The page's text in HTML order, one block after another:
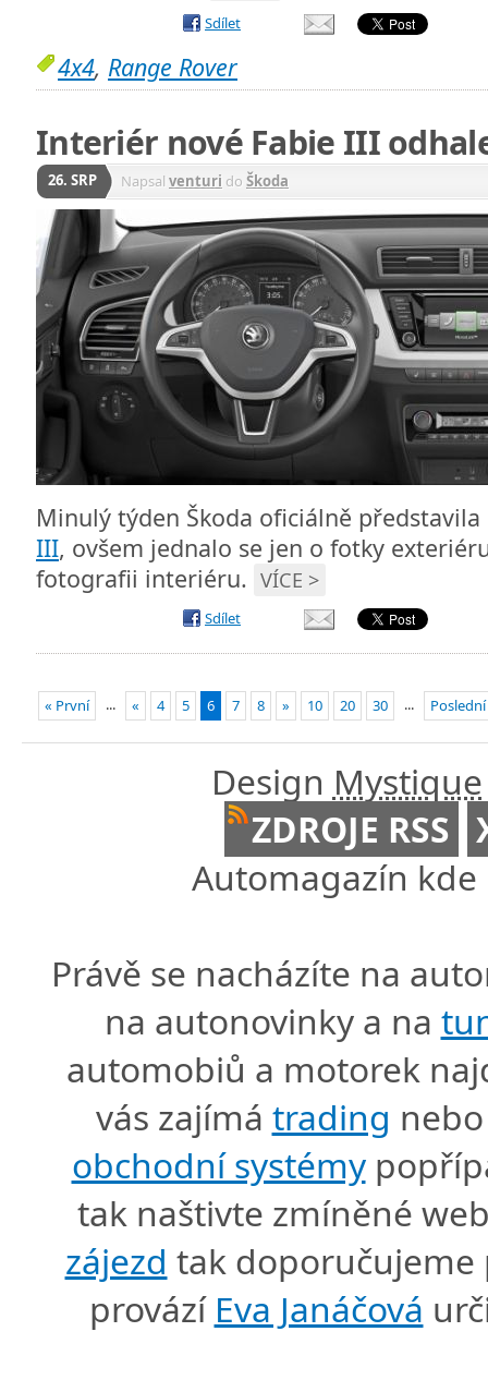
Sdílet
4x4, Range Rover
Interiér nové Fabie III
26. SRP Napsal venturi do Škoda
Minulý týden Škoda oficiálně
III, ovšem jednalo se jen o fotky
fotografii interiéru. VÍCE >
Sdílet
« První ... « 4 5 6 7 8 » 10 20 30 ...
Design Mystique
ZDROJE RSS
Automagazín
Právě se nacházíte na
na autonovinky a na
automobiů a motorek
vás zajímá trading
obchodní systémy
tak naštivte zmíněné
zájezd tak doporučujeme
provází Eva Janáčová